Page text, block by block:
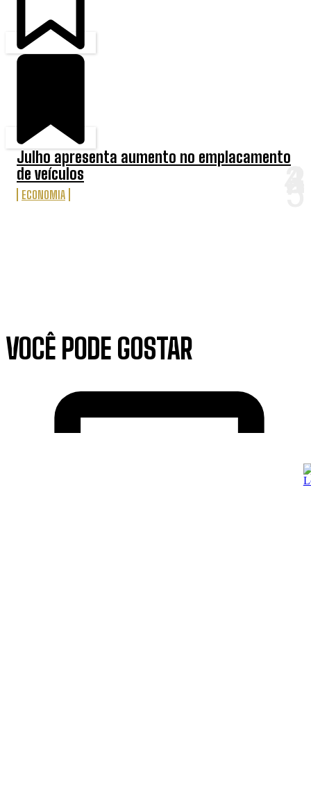
Julho apresenta aumento no emplacamento
de veículos
ECONOMIA
VOCÊ PODE GOSTAR